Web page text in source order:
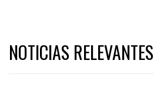
NOTICIAS RELEVANTES